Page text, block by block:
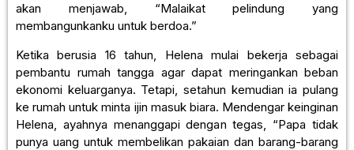
akan menjawab, “Malaikat pelindung yang
membangunkanku untuk berdoa.”
Ketika berusia 16 tahun, Helena mulai bekerja sebagai
pembantu rumah tangga agar dapat meringankan beban
ekonomi keluarganya. Tetapi, setahun kemudian ia pulang
ke rumah untuk minta ijin masuk biara. Mendengar keinginan
Helena, ayahnya menanggapi dengan tegas, “Papa tidak
punya uang untuk membelikan pakaian dan barang-barang